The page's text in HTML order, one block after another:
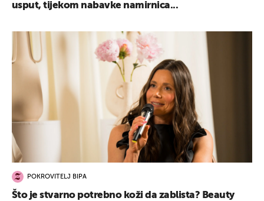
usput, tijekom nabavke namirnica...
POKROVITELJ BIPA
Što je stvarno potrebno koži da zablista? Beauty